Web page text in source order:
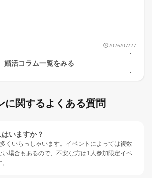
2026/07/27
婚活コラム一覧をみる
に関するよくある質問
いますか？
くいらっしゃいます。イベントによっては複数
い場合もあるので、不安な方は1人参加限定イベ